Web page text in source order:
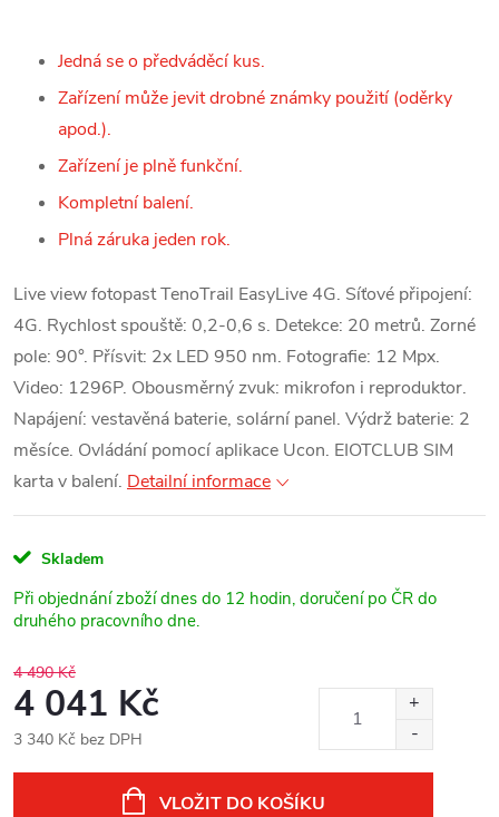
Jedná se o předváděcí kus.
Zařízení může jevit drobné známky použití (oděrky
apod.).
Zařízení je plně funkční.
Kompletní balení.
Plná záruka jeden rok.
Live view fotopast TenoTrail EasyLive 4G. Síťové připojení:
4G. Rychlost spouště: 0,2-0,6 s. Detekce: 20 metrů. Zorné
pole: 90°. Přísvit: 2x LED 950 nm. Fotografie: 12 Mpx.
Video: 1296P. Obousměrný zvuk: mikrofon i reproduktor.
Napájení: vestavěná baterie, solární panel. Výdrž baterie: 2
měsíce. Ovládání pomocí aplikace Ucon. EIOTCLUB SIM
karta v balení. Detailní informace
Skladem
Při objednání zboží dnes do 12 hodin, doručení po ČR do
druhého pracovního dne.
4 490 Kč
4 041 Kč
3 340 Kč bez DPH
VLOŽIT DO KOŠÍKU